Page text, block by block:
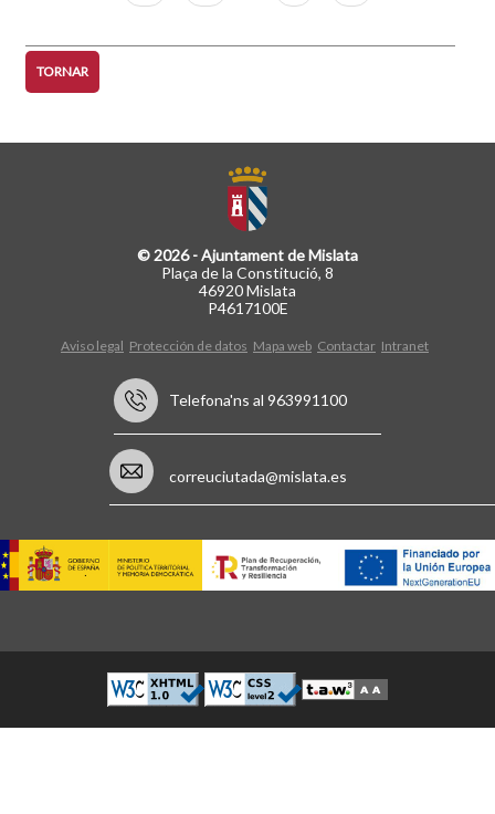
següentpàgina
TORNAR
© 2026 - Ajuntament de Mislata
Plaça de la Constitució, 8
46920 Mislata
P4617100E
Aviso legal Protección de datos Mapa web Contactar Intranet
Telefona'ns al 963991100
correuciutada@mislata.es